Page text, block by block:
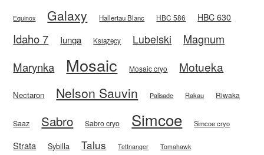
Equinox Galaxy Hallertau Blanc HBC 586 HBC 630
Idaho 7 Iunga Książęcy Lubelski
Magnum
Marynka
Mosaic Mosaic cryo Motueka
Nectaron Nelson Sauvin Palisade Rakau Riwaka
Saaz Sabro Sabro cryo Simcoe Simcoe cryo
Strata Sybilla Talus Tettnanger Tomahawk